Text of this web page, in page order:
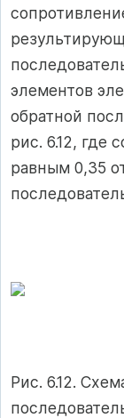
элементов
обратной
рис. 6.12, где
равным 0,35
Рис. 6.12.